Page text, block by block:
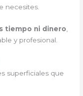
necesites.
tiempo ni dinero
y profesional.
superficiales que